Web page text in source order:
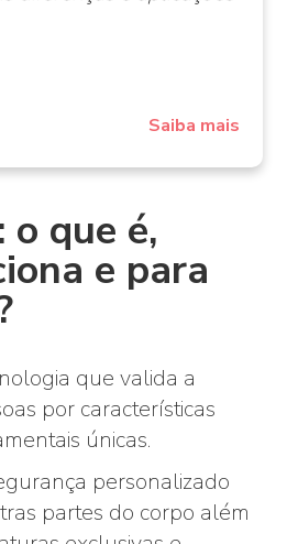
Saiba mais
que é,
e para
que valida a
por características
únicas.
personalizado
partes do corpo além